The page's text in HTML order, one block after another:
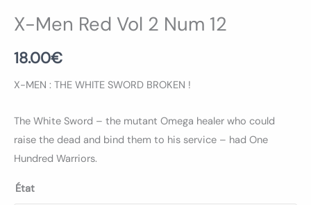
X-Men Red Vol 2 Num 12
18.00€
X-MEN : THE WHITE SWORD BROKEN !
The White Sword – the mutant Omega healer who could
raise the dead and bind them to his service – had One
Hundred Warriors.
État